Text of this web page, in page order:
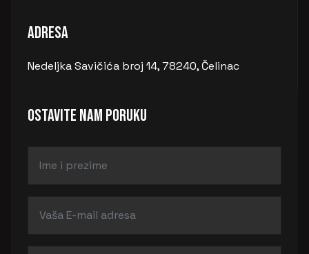
Adresa
Nedeljka Savičića broj 14, 78240, Čelinac
OSTAVITE NAM PORUKU